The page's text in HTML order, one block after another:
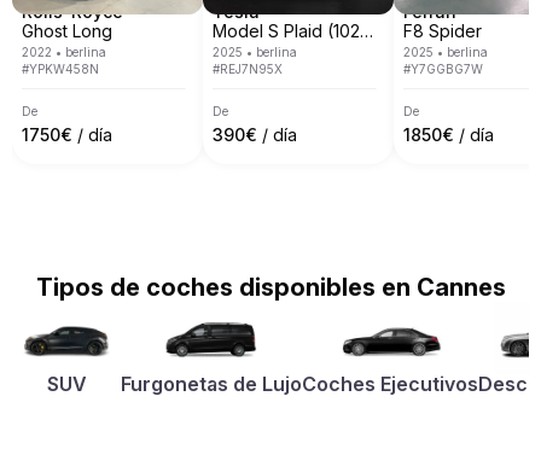
Rolls-Royce
Ghost Long
2022 • berlina
#YPKW458N
De
1750€ / día
Tesla
Model S Plaid (1020 hp)
2025 • berlina
#REJ7N95X
De
390€ / día
Ferrari
F8 Spider
2025 • berlina
#Y7GGBG7W
De
1850€ / día
Tipos de coches disponibles en Cannes
SUV Furgonetas de LujoCoches Ejecutivos